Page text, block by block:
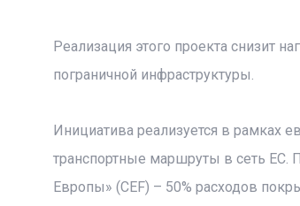
Реализация этого проекта снизит
пограничной инфраструктуры.
Инициатива реализуется в рамках
транспортные маршруты в сеть ЕС.
Европы» (CEF) – 50% расходов